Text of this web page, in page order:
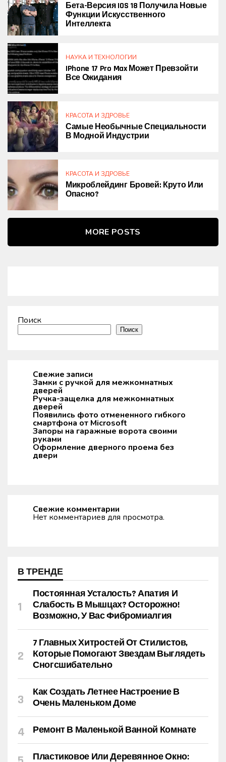
Бета-Версия IOS 18 Получила Новые
Функции Искусственного
Интеллекта
НАУКА И ТЕХНОЛОГИИ
IPhone 17 Pro Max Может Превзойти
Все Ожидания
КРАСОТА И ЗДРОВЬЕ
Самые Необычные Специальности
В Модной Индустрии
КРАСОТА И ЗДРОВЬЕ
Микроблейдинг Бровей: Круто Или
Опасно?
MORE POSTS
Поиск
Поиск
Свежие записи
Замки с ручкой для межкомнатных
дверей
Ручка-защелка для межкомнатных
дверей
Появились фото отмененного гибкого
смартфона от Microsoft
Запоры на гаражные ворота своими
руками
Оформление дверного проема без
двери
Свежие комментарии
Нет комментариев для просмотра.
В ТРЕНДЕ
Постоянная Усталость? Апатия И
Слабость В Мышцах? Осторожно!
Возможно, У Вас Фибромиалгия
7 Главных Хитростей От Стилистов,
Которые Помогают Звездам Выглядеть
Сногсшибательно
Как Создать Летнее Настроение В
Очень Маленьком Доме
Ремонт В Маленькой Ванной Комнате
Пластиковое Или Деревянное Окно: